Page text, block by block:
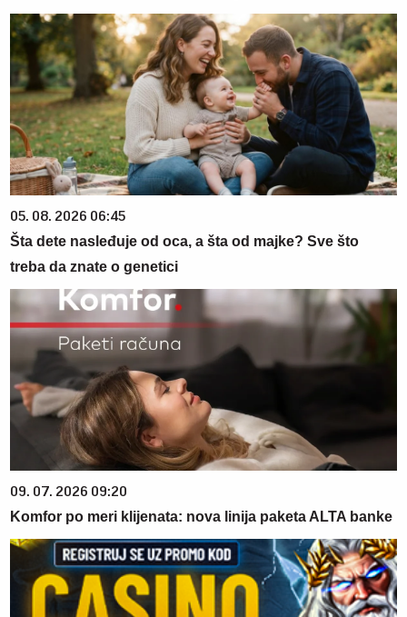
05. 08. 2026 06:45
Šta dete nasleđuje od oca, a šta od majke? Sve što
treba da znate o genetici
09. 07. 2026 09:20
Komfor po meri klijenata: nova linija paketa ALTA banke